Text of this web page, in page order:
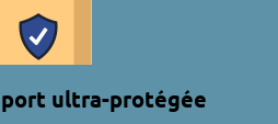
ultra-protégée